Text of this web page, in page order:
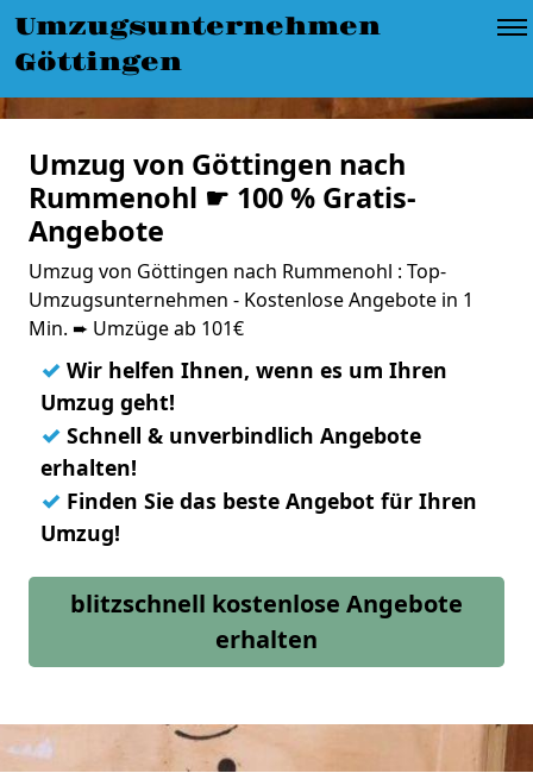
Umzugsunternehmen
Göttingen
Umzug von Göttingen nach
Rummenohl ☛ 100 % Gratis-
Angebote
Umzug von Göttingen nach Rummenohl : Top-
Umzugsunternehmen - Kostenlose Angebote in 1
Min. ➨ Umzüge ab 101€
✓ Wir helfen Ihnen, wenn es um Ihren
Umzug geht!
✓ Schnell & unverbindlich Angebote
erhalten!
✓ Finden Sie das beste Angebot für Ihren
Umzug!
blitzschnell kostenlose Angebote
erhalten